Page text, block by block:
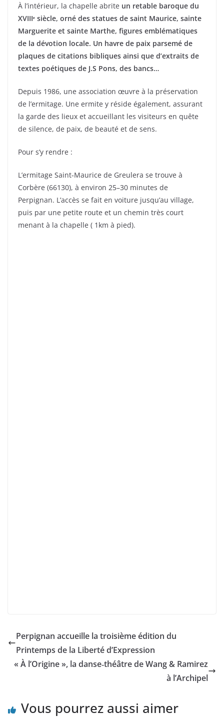
À l’intérieur, la chapelle abrite un retable baroque du
XVIIIᵉ siècle, orné des statues de saint Maurice, sainte
Marguerite et sainte Marthe, figures emblématiques
de la dévotion locale. Un havre de paix parsemé de
plaques de citations bibliques ainsi que d’extraits de
textes poétiques de J.S Pons, des bancs…
Depuis 1986, une association œuvre à la préservation
de l’ermitage. Une ermite y réside également, assurant
la garde des lieux et accueillant les visiteurs en quête
de silence, de paix, de beauté et de sens.
Pour s’y rendre :
L’ermitage Saint‑Maurice de Greulera se trouve à
Corbère (66130), à environ 25–30 minutes de
Perpignan. L’accès se fait en voiture jusqu’au village,
puis par une petite route et un chemin très court
menant à la chapelle ( 1km à pied).
Perpignan accueille la troisième édition du
Printemps de la Liberté d’Expression
« À l’Origine », la danse‑théâtre de Wang & Ramirez
à l’Archipel
Vous pourrez aussi aimer